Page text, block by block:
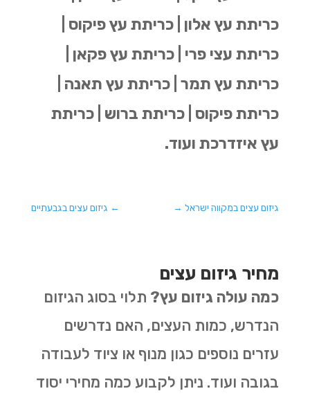
כריתת עץ אלון | כריתת עץ פיקוס |
כריתת עצי פרי | כריתת עץ פקאן |
כריתת עץ תמר | כריתת עץ תאנה |
כריתת פיקוס | כריתת ברוש | כריתת
עץ איזדרכת ועוד.
← גיזום עצים בגבעתיים גיזום עצים במקווה ישראל→
מחיר גיזום עצים
כמה עולה גיזום עץ? תלוי בסוג הגיזום
הנדרש, כמות העצים, האם נדרשים
עזרים נוספים כגון מנוף או ציוד לעבודה
בגובה ועוד. ניתן לקבוע כמה מחירי יסוד